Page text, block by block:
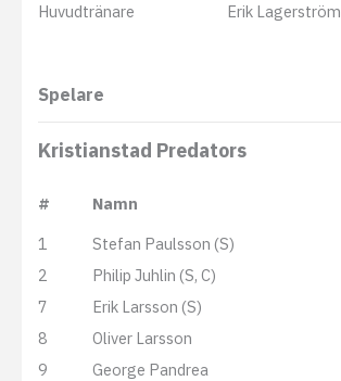
Huvudtränare Erik Lagerström
Spelare
Kristianstad Predators
#
Namn
1
Stefan Paulsson (S)
2
Philip Juhlin (S, C)
7
Erik Larsson (S)
8
Oliver Larsson
9
George Pandrea